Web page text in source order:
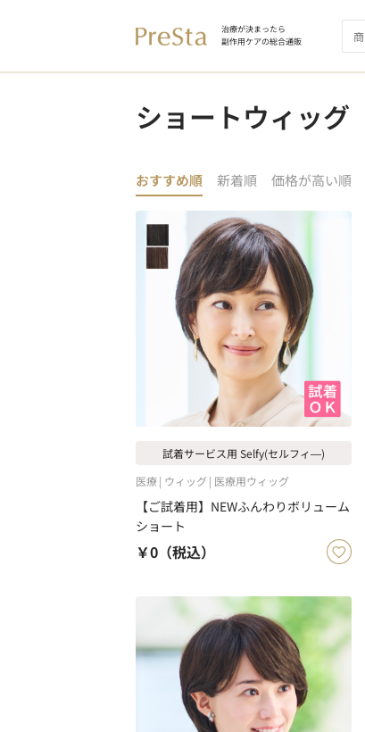
治療が決まったら
副作用ケアの総合通販
ショートウィッグ
おすすめ順 新着順 価格が高い順
試着サービス用 Selfy(セルフィ―)
医療 ウィッグ 医療用ウィッグ
【ご試着用】NEWふんわりボリューム
ショート
￥0 （税込）